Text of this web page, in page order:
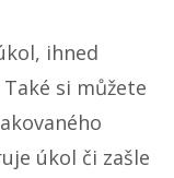
ihned
si můžete
úkol či zašle